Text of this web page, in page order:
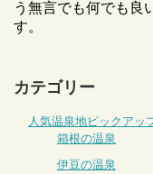
う無言でも何でも良
す。
カテゴリー
人気温泉地ピックアッ
箱根の温泉
伊豆の温泉